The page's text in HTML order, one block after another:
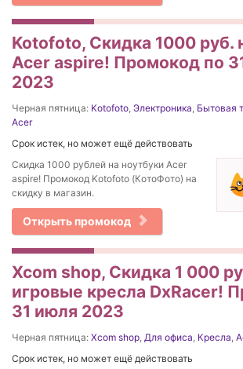
Kotofoto, Скидка 1000 руб.
Acer aspire! Промокод по
2023
Черная пятница: Kotofoto, Электроника, Бытовая
Acer
Срок истек, но может ещё действовать
Скидка 1000 рублей на ноутбуки Acer
aspire! Промокод Kotofoto (КотоФото) на
скидку в магазин.
Открыть промокод
Xcom shop, Скидка 1 000
игровые кресла DxRacer!
31 июля 2023
Черная пятница: Xcom shop, Для офиса, Кресла,
Срок истек, но может ещё действовать